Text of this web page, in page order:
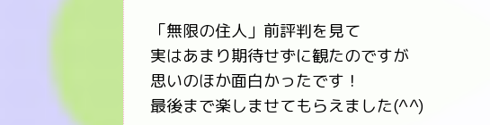
「無限の住人」前評判を見て
実はあまり期待せずに観たのですが
思いのほか面白かったです！
最後まで楽しませてもらえました(^^)